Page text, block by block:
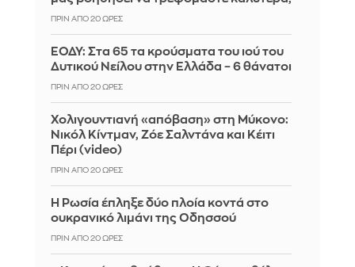
ΠΡΙΝ ΑΠΌ 20 ΏΡΕΣ
ΕΟΔΥ: Στα 65 τα κρούσματα του ιού του
Δυτικού Νείλου στην Ελλάδα – 6 θάνατοι
ΠΡΙΝ ΑΠΌ 20 ΏΡΕΣ
Χολιγουντιανή «απόβαση» στη Μύκονο:
Νικόλ Κίντμαν, Ζόε Σαλντάνα και Κέιτι
Πέρι (video)
ΠΡΙΝ ΑΠΌ 20 ΏΡΕΣ
Η Ρωσία έπληξε δύο πλοία κοντά στο
ουκρανικό λιμάνι της Οδησσού
ΠΡΙΝ ΑΠΌ 20 ΏΡΕΣ